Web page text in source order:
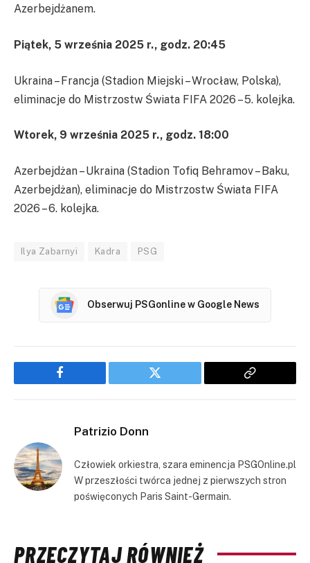
Azerbejdżanem.
Piątek, 5 września 2025 r., godz. 20:45
Ukraina – Francja (Stadion Miejski – Wrocław, Polska),
eliminacje do Mistrzostw Świata FIFA 2026 – 5. kolejka.
Wtorek, 9 września 2025 r., godz. 18:00
Azerbejdżan – Ukraina (Stadion Tofiq Behramov – Baku,
Azerbejdżan), eliminacje do Mistrzostw Świata FIFA
2026 – 6. kolejka.
Ilya Zabarnyi Kadra PSG
Obserwuj PSGonline w Google News
Facebook Twitter
Copy
Patrizio Donn
Człowiek orkiestra, szara eminencja PSGOnline.pl
W przeszłości twórca jednej z pierwszych stron
poświęconych Paris Saint-Germain.
PRZECZYTAJ RÓWNIEŻ